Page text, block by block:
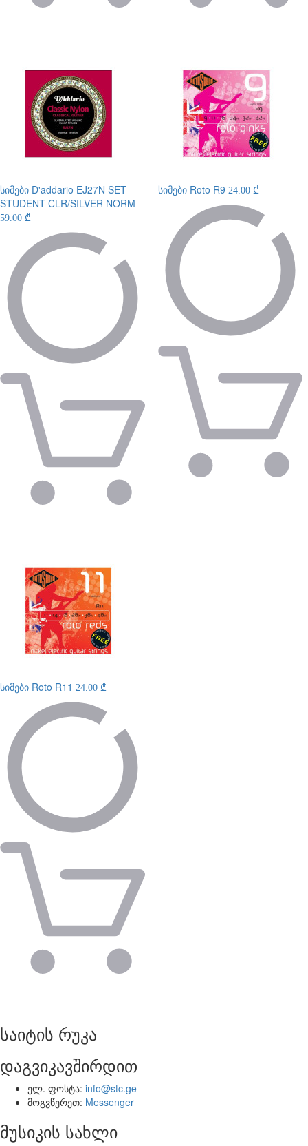
სიმები D'addario EJ27N SET
STUDENT CLR/SILVER NORM
59.00 ₾
სიმები Roto R9 24.00 ₾
სიმები Roto R11 24.00 ₾
საიტის რუკა
დაგვიკავშირდით
ელ. ფოსტა: info@stc.ge
მოგვწერეთ: Messenger
მუსიკის სახლი